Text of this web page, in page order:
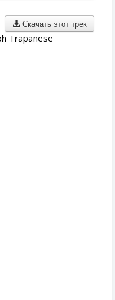
Скачать этот трек
Trapanese